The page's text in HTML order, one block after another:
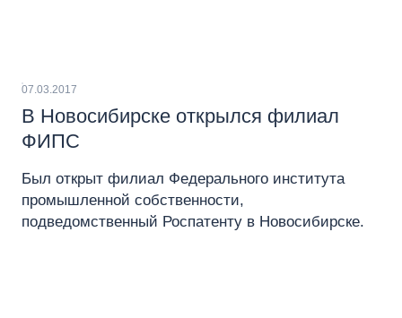
07.03.2017
В Новосибирске открылся филиал
ФИПС
Был открыт филиал Федерального института
промышленной собственности,
подведомственный Роспатенту в Новосибирске.